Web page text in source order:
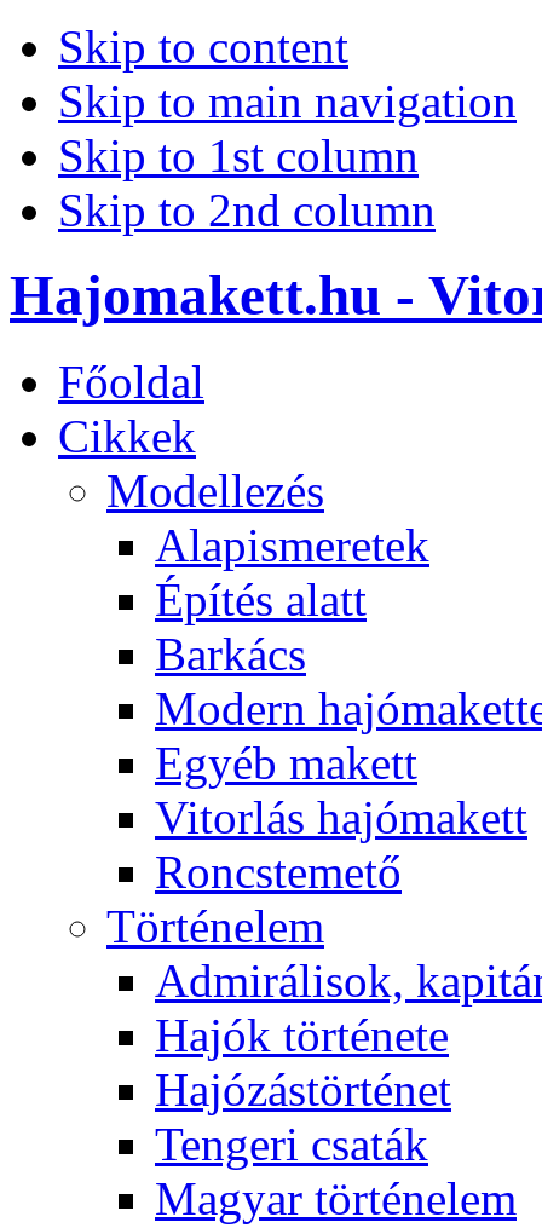
Skip to content
Skip to main navigation
Skip to 1st column
Skip to 2nd column
Hajomakett.hu -
Főoldal
Cikkek
Modellezés
Alapismeretek
Építés alatt
Barkács
Modern
Egyéb makett
Vitorlás hajómakett
Roncstemető
Történelem
Admirálisok,
Hajók története
Hajózástörténet
Tengeri csaták
Magyar történelem